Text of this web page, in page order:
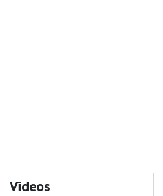
Videos